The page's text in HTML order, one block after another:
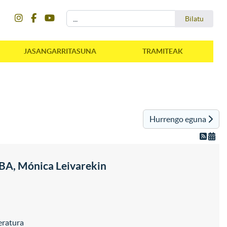
Bilatu
JASANGARRITASUNA TRAMITEAK
Hurrengo eguna
Mónica Leivarekin